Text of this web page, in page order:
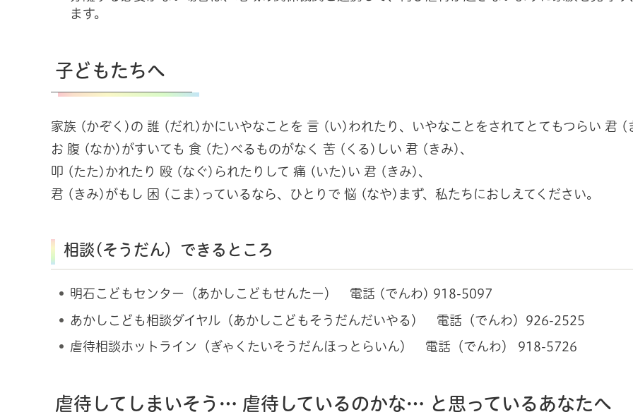
ます。
子どもたちへ
家族 (かぞく)の 誰 (だれ)かにいやなことを 言 (い)われたり、いやなことをされてとてもつらい 君 (
お 腹 (なか)がすいても 食 (た)べるものがなく 苦 (くる)しい 君 (きみ)、
叩 (たた)かれたり 殴 (なぐ)られたりして 痛 (いた)い 君 (きみ)、
君 (きみ)がもし 困 (こま)っているなら、ひとりで 悩 (なや)まず、私たちにおしえてください。
相談(そうだん）できるところ
明石こどもセンター（あかしこどもせんたー） 電話 (でんわ) 918-5097
あかしこども相談ダイヤル（あかしこどもそうだんだいやる） 電話（でんわ）926-2525
虐待相談ホットライン（ぎゃくたいそうだんほっとらいん） 電話（でんわ） 918-5726
虐待してしまいそう… 虐待しているのかな… と思っているあなたへ